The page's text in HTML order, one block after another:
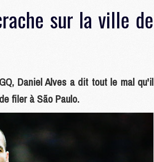
sur la ville de
Daniel Alves a dit tout le mal qu'il
filer à São Paulo.